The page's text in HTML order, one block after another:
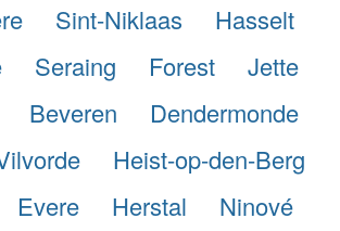
Sint-Niklaas
Hasselt
Seraing Forest
Jette
Beveren
Dendermonde
Heist-op-den-Berg
Evere Herstal
Ninové